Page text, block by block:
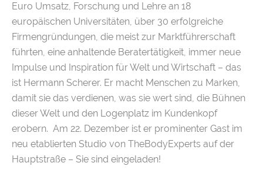
Euro Umsatz, Forschung und Lehre an 18
europäischen Universitäten, über 30 erfolgreiche
Firmengründungen, die meist zur Marktführerschaft
führten, eine anhaltende Beratertätigkeit, immer neue
Impulse und Inspiration für Welt und Wirtschaft – das
ist Hermann Scherer. Er macht Menschen zu Marken,
damit sie das verdienen, was sie wert sind, die Bühnen
dieser Welt und den Logenplatz im Kundenkopf
erobern. Am 22. Dezember ist er prominenter Gast im
neu etablierten Studio von TheBodyExperts auf der
Hauptstraße – Sie sind eingeladen!